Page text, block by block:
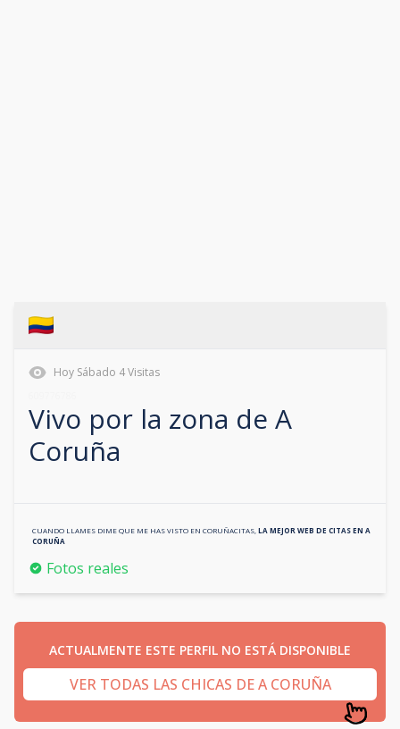
Hoy Sábado 4Visitas
Vivo por la zona de A
Coruña
CUANDO LLAMES DIME QUE ME HAS VISTO EN CORUÑACITAS LA MEJOR WEB DE CITAS EN A
CORUÑA
Fotos reales
ACTUALMENTE ESTE PERFIL NO ESTÁ DISPONIBLE
VER TODAS LAS CHICAS DE A CORUÑA